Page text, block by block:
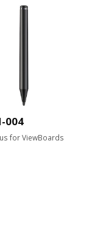
004
for ViewBoards